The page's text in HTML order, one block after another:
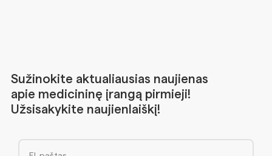
Sužinokite aktualiausias naujienas
apie medicininę įrangą pirmieji!
Užsisakykite naujienlaiškį!